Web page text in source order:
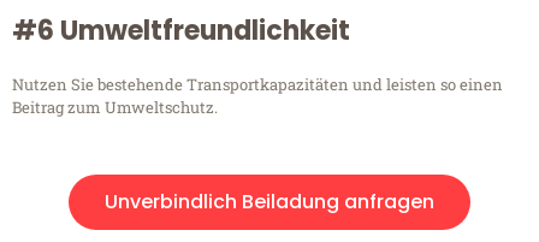
#6 Umweltfreundlichkeit
Nutzen Sie bestehende Transportkapazitäten und leisten so einen
Beitrag zum Umweltschutz.
Unverbindlich Beiladung anfragen